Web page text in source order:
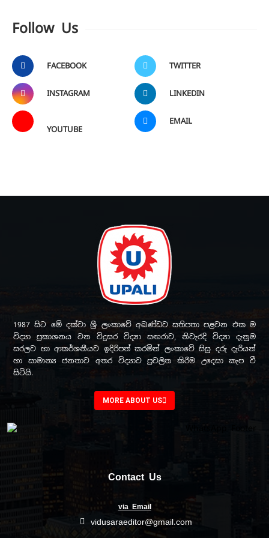
Follow Us
FACEBOOK TWITTER
INSTAGRAM LINKEDIN
YOUTUBE
EMAIL
1987 සිට මේ දක්වා ශ්‍රී ලංකාවේ අඛණ්ඩව සතිපතා පළවන එක ම
විද්‍යා ප්‍රකාශනය වන විදුසර විද්‍යා සඟරාව, නිවැරදි විද්‍යා දැනුම
සරලව හා ආකර්ශනීයව ඉදිරිපත් කරමින් ලංකාවේ සිසු දරු දැරියන්
හා සාමාන්‍ය ජනතාව අතර විද්‍යාව ප්‍රචලිත කිරීම උදෙසා කැප වී
සිටියි.
MORE ABOUT US
Contact Us
via Email
vidusaraeditor@gmail.com